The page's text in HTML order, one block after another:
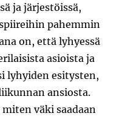
ja järjestöissä,
pahemmin
on, että lyhyessä
asioista ja
lyhyiden esitysten,
ansiosta.
väki saadaan